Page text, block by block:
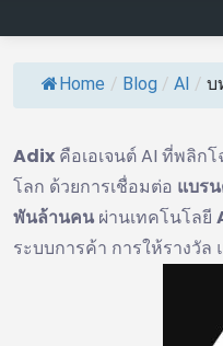
Home / Blog / AI / บ
Adix คือเอเจนต์ AI ที่พลิก
โลก ด้วยการเชื่อมต่อ แบร
พันล้านคน ผ่านเทคโนโลยี
ระบบการค้า การให้รางวั